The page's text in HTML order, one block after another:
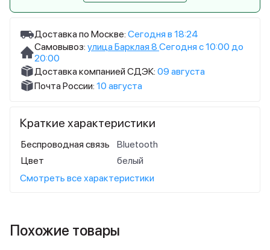
Доставка по Москве: Сегодня в 18:24
Самовывоз: улица Барклая 8 Сегодня с 10:00 до
20:00
Доставка компанией СДЭК: 09 августа
Почта России: 10 августа
Краткие характеристики
Беспроводная связь
Bluetooth
Цвет
белый
Смотреть все характеристики
Похожие товары